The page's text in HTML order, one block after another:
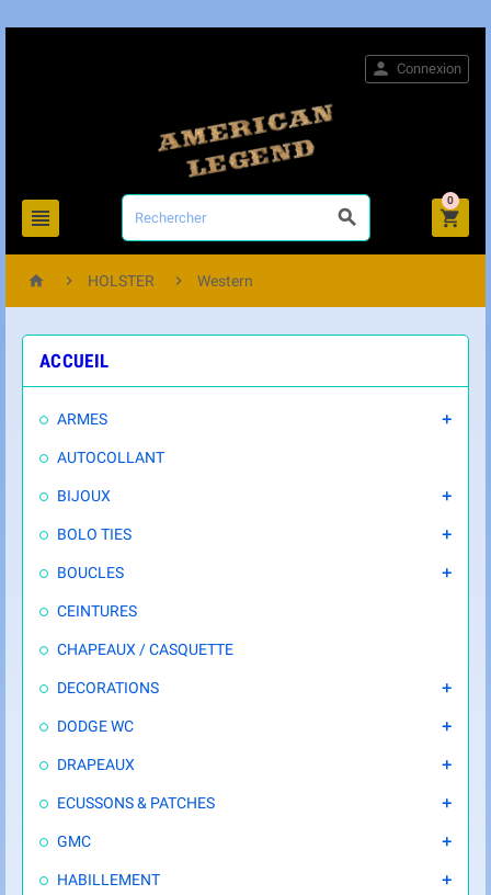
 
 Connexion

0
  HOLSTER  Western
ACCUEIL
ARMES 
AUTOCOLLANT
BIJOUX 
BOLO TIES 
BOUCLES 
CEINTURES
CHAPEAUX / CASQUETTE
DECORATIONS 
DODGE WC 
DRAPEAUX 
ECUSSONS & PATCHES 
GMC 
HABILLEMENT 